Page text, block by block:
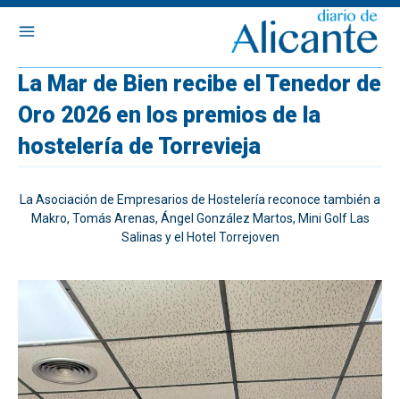
La Mar de Bien recibe el Tenedor de
Oro 2026 en los premios de la
hostelería de Torrevieja
La Asociación de Empresarios de Hostelería reconoce también a
Makro, Tomás Arenas, Ángel González Martos, Mini Golf Las
Salinas y el Hotel Torrejoven